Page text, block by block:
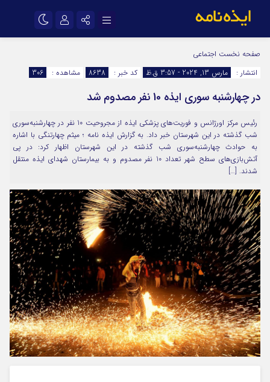
اینستاگرام
سروش
ایتا
آپارات
اپلیکیشن رمز عبور
مرا به خاطر بسپار
صفحه نخست اجتماعی
انتشار :
مارس 13, 2024 - 3:57 ق.ظ کد خبر : 8638 مشاهده : 306
در چهارشنبه سوری ایذه 10 نفر مصدوم شد
رئیس مرکز اورژانس و فوریت‌های پزشکی ایذه از مجروحیت 10 نفر در چهارشنبه‌سوری
شب گذشته در این شهرستان خبر داد. به گزارش ایذه نامه ؛ میثم چهارتنگی با اشاره
به حوادث چهارشنبه‌سوری شب گذشته در این شهرستان اظهار کرد: در پی
آتش‌بازی‌های سطح شهر تعداد 10 نفر مصدوم و به بیمارستان شهدای ایذه منتقل
شدند. […]